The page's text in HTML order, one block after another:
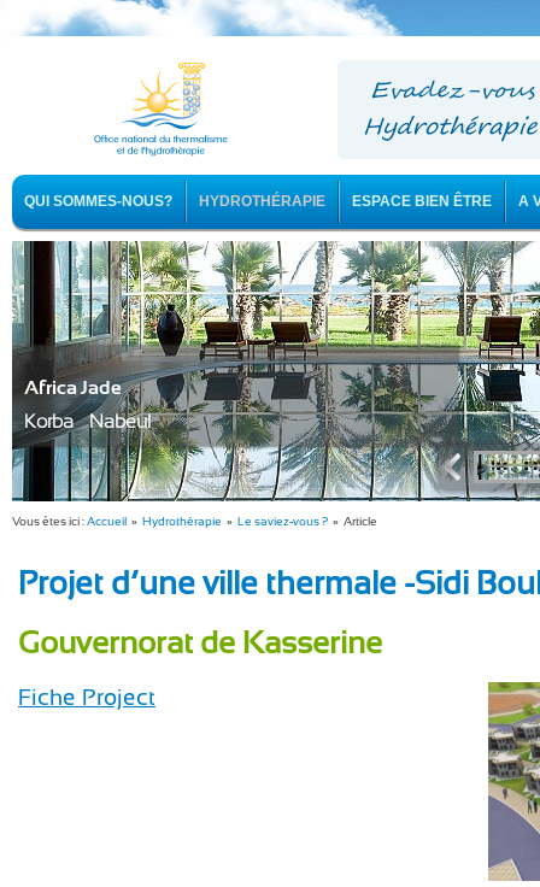
QUI SOMMES-NOUS? HYDROTHÉRAPIE ESPACE BIEN ÊTRE A
Africa Jade
Korba - Nabeul
Vous êtes ici :Accueil » Hydrothérapie » Le saviez-vous ? » Article
Projet d’une ville thermale -Sidi
Gouvernorat de Kasserine
Fiche Project